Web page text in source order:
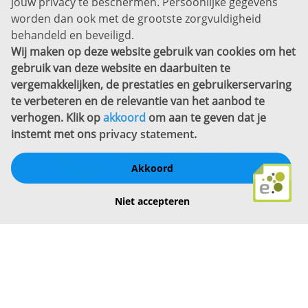
Sitemap
Copyright
Bekijk ook eens
worden dan ook met de grootste zorgvuldigheid
behandeld en beveiligd.
Wij maken op deze website gebruik van cookies om het
gebruik van deze website en daarbuiten te
vergemakkelijken, de prestaties en gebruikerservaring
te verbeteren en de relevantie van het aanbod te
verhogen. Klik opakkoord om aan te geven dat je
instemt met ons privacy statement.
Akkoord
Niet accepteren